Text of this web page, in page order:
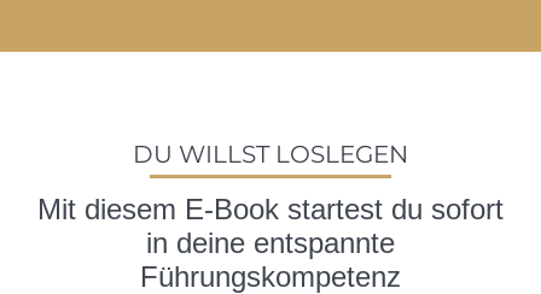
DU WILLST LOSLEGEN
Mit diesem E-Book startest du sofort
in deine entspannte
Führungskompetenz